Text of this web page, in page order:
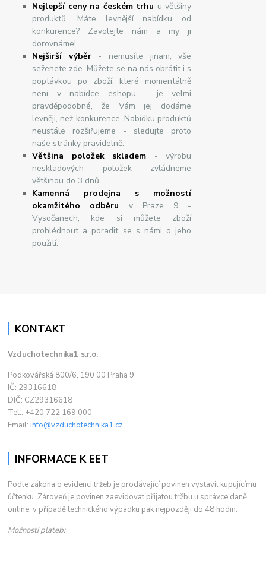
Nejlepší ceny na českém trhu u většiny
produktů. Máte levnější nabídku od
konkurence? Zavolejte nám a my ji
dorovnáme!
Nejširšívýběr- nemusíte jinam, vše
seženete zde. Můžete se na nás obrátit i s
poptávkou po zboží, které momentálně
není v nabídce eshopu - je velmi
pravděpodobné, že Vám jej dodáme
levněji, než konkurence. Nabídku produktů
neustále rozšiřujeme - sledujte proto
naše stránky pravidelně.
Většina položek skladem - výrobu
neskladových položek zvládneme
většinou do 3 dnů.
Kamenná prodejna s možností
okamžitého odběru v Praze 9 -
Vysočanech, kde si můžete zboží
prohlédnout a poradit se s námi o jeho
použití.
KONTAKT
Vzduchotechnika1 s.r.o.
Podkovářská 800/6, 190 00 Praha 9
IČ: 29316618
DIČ: CZ29316618
Tel.: +420 722 169 000
Email:info@vzduchotechnika1.cz
INFORMACE K EET
Podle zákona o evidenci tržeb je prodávající povinen vystavit kupujícímu
účtenku. Zároveň je povinen zaevidovat přijatou tržbu u správce daně
online; v případě technického výpadku pak nejpozději do 48 hodin.
Možnosti plateb: